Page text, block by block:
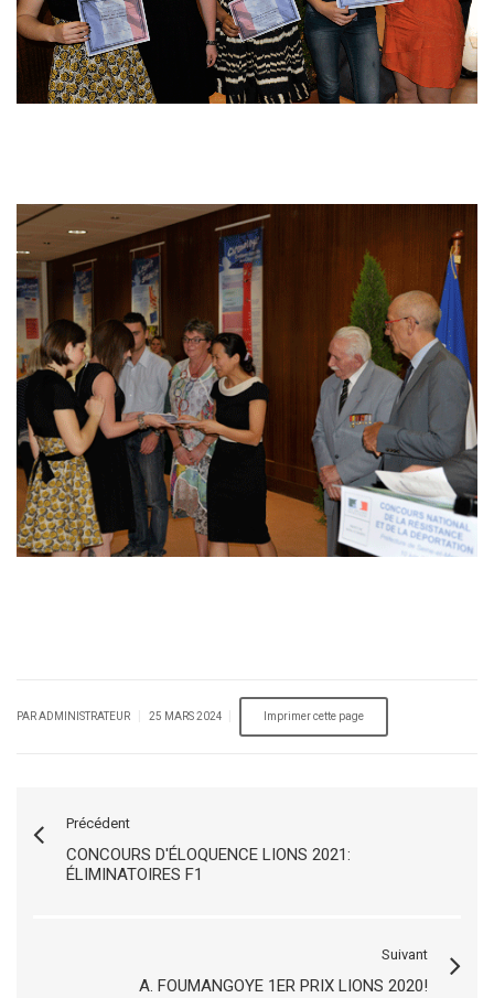
PAR ADMINISTRATEUR 25 MARS 2024
Précédent
CONCOURS D'ÉLOQUENCE LIONS 2021:
ÉLIMINATOIRES F1
Suivant
A. FOUMANGOYE 1ER PRIX LIONS 2020!